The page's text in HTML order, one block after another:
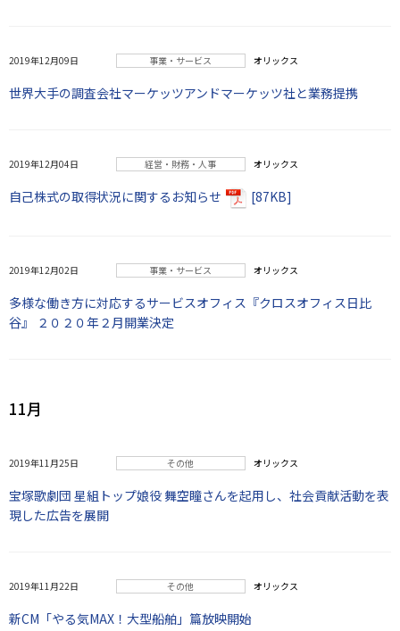
2019年12月09日 事業・サービス オリックス
世界大手の調査会社マーケッツアンドマーケッツ社と業務提携
2019年12月04日 経営・財務・人事 オリックス
自己株式の取得状況に関するお知らせ [87KB]
2019年12月02日 事業・サービス オリックス
多様な働き方に対応するサービスオフィス『クロスオフィス日比
谷』 ２０２０年２月開業決定
11月
2019年11月25日 その他 オリックス
宝塚歌劇団 星組トップ娘役 舞空瞳さんを起用し、社会貢献活動を表
現した広告を展開
2019年11月22日 その他 オリックス
新CM「やる気MAX！大型船舶」篇放映開始